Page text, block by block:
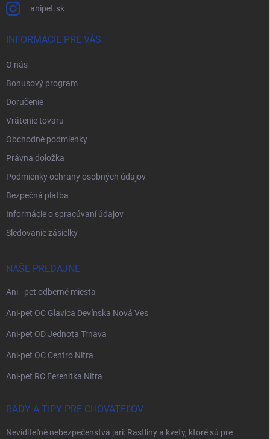
anipet.sk
INFORMÁCIE PRE VÁS
O nás
Bonusový program
Doručenie
Vrátenie tovaru
Obchodné podmienky
Právna doložka
Podmienky ochrany osobných údajov
Bezpečná platba
Informácie o spracúvaní údajov
Sledovanie zásielky
NAŠE PREDAJNE
Ani - pet odberné miesta
Ani-pet OC Glavica Devínska Nová Ves
Ani-pet OD Jednota Trnava
Ani-pet OC Centro Nitra
Ani-pet RC Ferenitka Nitra
RADY A TIPY PRE CHOVATEĽOV
Neviditeľné nebezpečenstvá jari: Rastliny a kvety, ktoré sú pre